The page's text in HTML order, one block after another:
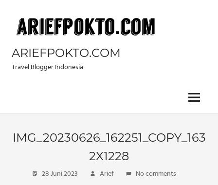
content
ARIEFPOKTO.COM
Travel Blogger Indonesia
Menu
IMG_20230626_162251_COPY_163
2X1228
28 Juni 2023 Arief No comments